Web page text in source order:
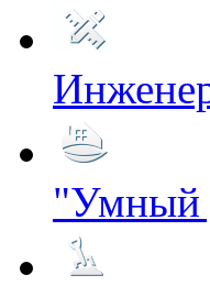
"Умный